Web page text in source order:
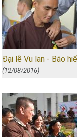
Đại lễ Vu lan - Báo
(12/08/2016)